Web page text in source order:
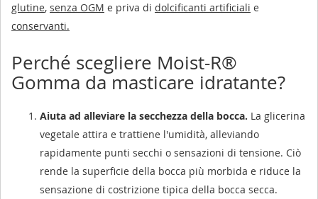
glutine, senza OGM e priva di dolcificanti artificiali e
conservanti.
Perché scegliere Moist-R®
Gomma da masticare idratante?
Aiuta ad alleviare la secchezza della bocca. La glicerina
vegetale attira e trattiene l'umidità, alleviando
rapidamente punti secchi o sensazioni di tensione. Ciò
rende la superficie della bocca più morbida e riduce la
sensazione di costrizione tipica della bocca secca.